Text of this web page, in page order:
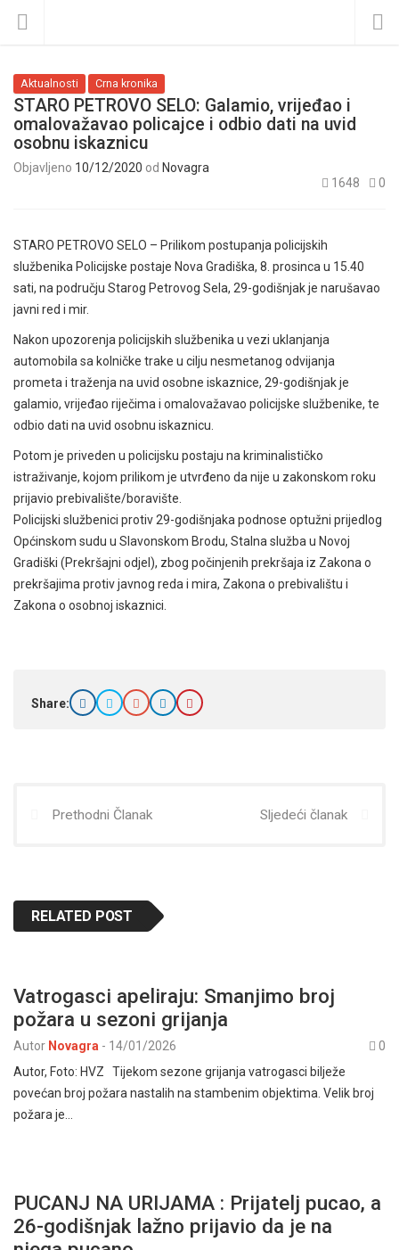
Aktualnosti Crna kronika
STARO PETROVO SELO: Galamio, vrijeđao i
omalovažavao policajce i odbio dati na uvid
osobnu iskaznicu
Objavljeno 10/12/2020 od Novagra
1648
0
STARO PETROVO SELO – Prilikom postupanja policijskih
službenika Policijske postaje Nova Gradiška, 8. prosinca u 15.40
sati, na području Starog Petrovog Sela, 29-godišnjak je narušavao
javni red i mir.
Nakon upozorenja policijskih službenika u vezi uklanjanja
automobila sa kolničke trake u cilju nesmetanog odvijanja
prometa i traženja na uvid osobne iskaznice, 29-godišnjak je
galamio, vrijeđao riječima i omalovažavao policijske službenike, te
odbio dati na uvid osobnu iskaznicu.
Potom je priveden u policijsku postaju na kriminalističko
istraživanje, kojom prilikom je utvrđeno da nije u zakonskom roku
prijavio prebivalište/boravište.
Policijski službenici protiv 29-godišnjaka podnose optužni prijedlog
Općinskom sudu u Slavonskom Brodu, Stalna služba u Novoj
Gradiški (Prekršajni odjel), zbog počinjenih prekršaja iz Zakona o
prekršajima protiv javnog reda i mira, Zakona o prebivalištu i
Zakona o osobnoj iskaznici.
Share:
Prethodni Članak Sljedeći članak
RELATED POST
Vatrogasci apeliraju: Smanjimo broj
požara u sezoni grijanja
Autor Novagra - 14/01/2026
0
Autor, Foto: HVZ Tijekom sezone grijanja vatrogasci bilježe
povećan broj požara nastalih na stambenim objektima. Velik broj
požara je…
PUCANJ NA URIJAMA : Prijatelj pucao, a
26-godišnjak lažno prijavio da je na